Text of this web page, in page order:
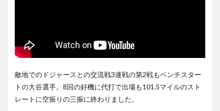
ュ7回12奪
三振の快投
ず！
2.1
ダル
敵地でのドジャースとの交流戦3連戦の第2戦もベンチスター
トの大谷選手。8回の好機に代打で出場も101.5マイルのスト
レートに空振りの三振に終わりました。